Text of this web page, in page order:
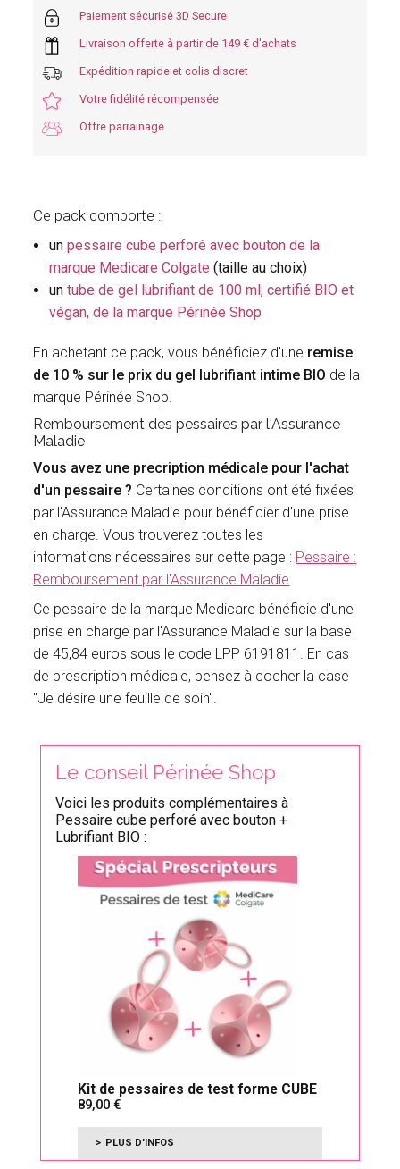
Paiement sécurisé 3D Secure
Livraison offerte à partir de 149 € d'achats
Expédition rapide et colis discret
Votre fidélité récompensée
Offre parrainage
Ce pack comporte :
un pessaire cube perforé avec bouton de la
marque Medicare Colgate (taille au choix)
un tube de gel lubrifiant de 100 ml, certifié BIO et
végan, de la marque Périnée Shop
En achetant ce pack, vous bénéficiez d'une remise
de 10 % sur le prix du gel lubrifiant intime BIO de la
marque Périnée Shop.
Remboursement des pessaires par l'Assurance
Maladie
Vous avez une precription médicale pour l'achat
d'un pessaire ? Certaines conditions ont été fixées
par l'Assurance Maladie pour bénéficier d'une prise
en charge. Vous trouverez toutes les
informations nécessaires sur cette page : Pessaire :
Remboursement par l'Assurance Maladie
Ce pessaire de la marque Medicare bénéficie d'une
prise en charge par l'Assurance Maladie sur la base
de 45,84 euros sous le code LPP 6191811. En cas
de prescription médicale, pensez à cocher la case
"Je désire une feuille de soin".
Le conseil Périnée Shop
Voici les produits complémentaires à
Pessaire cube perforé avec bouton +
Lubrifiant BIO :
Kit de pessaires de test forme CUBE
89,00
PLUS D'INFOS